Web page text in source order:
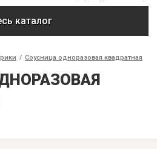
каталог
/ Соусница одноразовая квадратная